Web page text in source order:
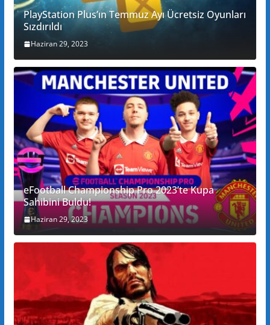
PlayStation Plus’ın Temmuz Ayı Ücretsiz Oyunları
Sızdırıldı
Haziran 29, 2023
eFootball Championship Pro 2023’te Kupa
Sahibini Buldu!
Haziran 29, 2023